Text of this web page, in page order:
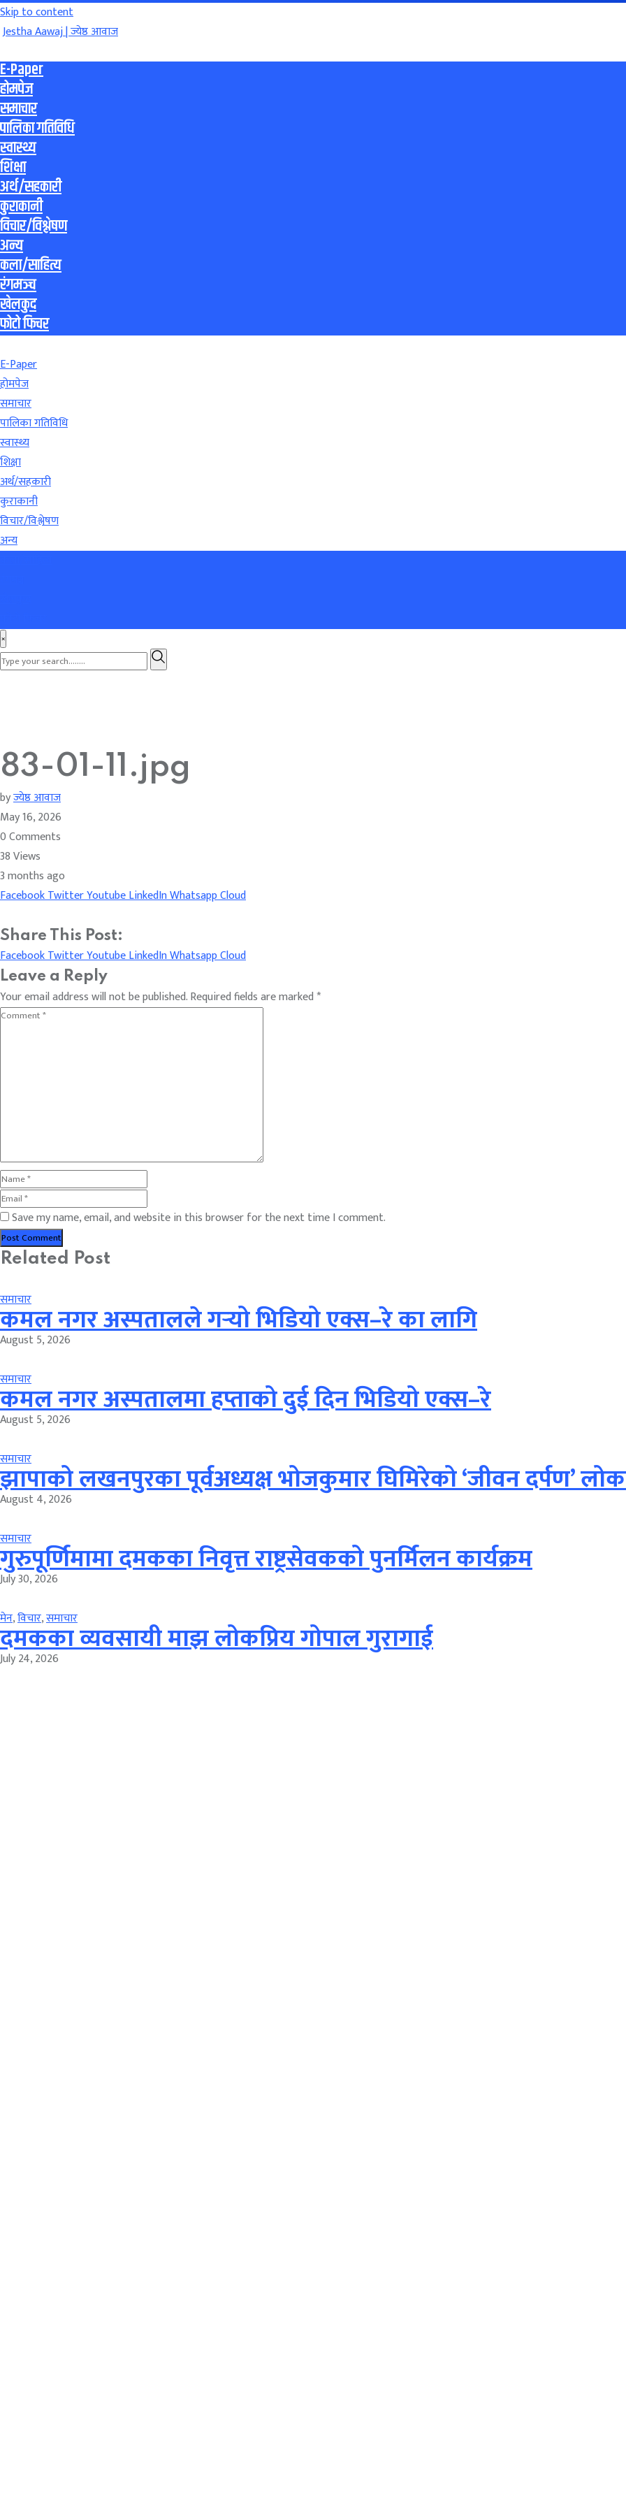
Skip to content
Jestha Aawaj | ज्येष्ठ आवाज
E-Paper
होमपेज
समाचार
पालिका गतिविधि
स्वास्थ्य
शिक्षा
अर्थ/सहकारी
कुराकानी
विचार/विश्लेषण
अन्य
कला/साहित्य
रंगमञ्च
खेलकुद
फोटो फिचर
E-Paper
होमपेज
समाचार
पालिका गतिविधि
स्वास्थ्य
शिक्षा
अर्थ/सहकारी
कुराकानी
विचार/विश्लेषण
अन्य
×
83-01-11.jpg
byज्येष्ठ आवाज
May 16, 2026
0Comments
38Views
3 months ago
FacebookTwitterYoutubeLinkedInWhatsappCloud
Share This Post:
FacebookTwitterYoutubeLinkedInWhatsappCloud
Leave a Reply
Your email address will not be published.Required fields are marked *
Save my name, email, and website in this browser for the next time I comment.
Related Post
समाचार
कमल नगर अस्पतालले गर्‍यो भिडियो एक्स–रे का लागि
August 5, 2026
समाचार
कमल नगर अस्पतालमा हप्ताको दुई दिन भिडियो एक्स–रे
August 5, 2026
समाचार
झापाको लखनपुरका पूर्वअध्यक्ष भोजकुमार घिमिरेको ‘जीवन दर्पण’
August 4, 2026
समाचार
गुरुपूर्णिमामा दमकका निवृत्त राष्ट्रसेवकको पुनर्मिलन कार्यक्रम
July 30, 2026
मेन,विचार,समाचार
दमकका व्यवसायी माझ लोकप्रिय गोपाल गुरागाई
July 24, 2026